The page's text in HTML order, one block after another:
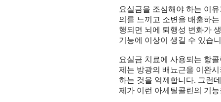
요실금을 조심해야 하는 이
의를 느끼고 소변을 배출하
행되면 뇌에 퇴행성 변화가
기능에 이상이 생길 수 있습
요실금 치료에 사용되는 항
제는 방광의 배뇨근을 이완
하는 것을 억제합니다. 그런
제가 이런 아세틸콜린의 기